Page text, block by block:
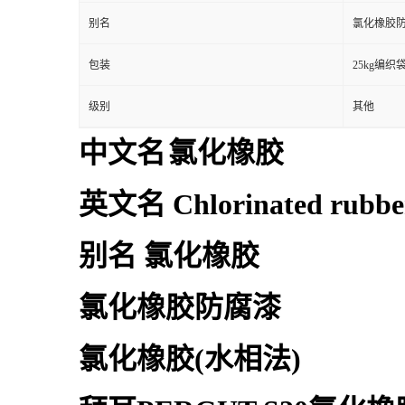
别名 氯化橡胶
包装 25kg编织
级别 其他
中文名氯化橡胶
英文名 Chlorinated
别名 氯化橡胶
氯化橡胶防腐漆
氯化橡胶(水相法)